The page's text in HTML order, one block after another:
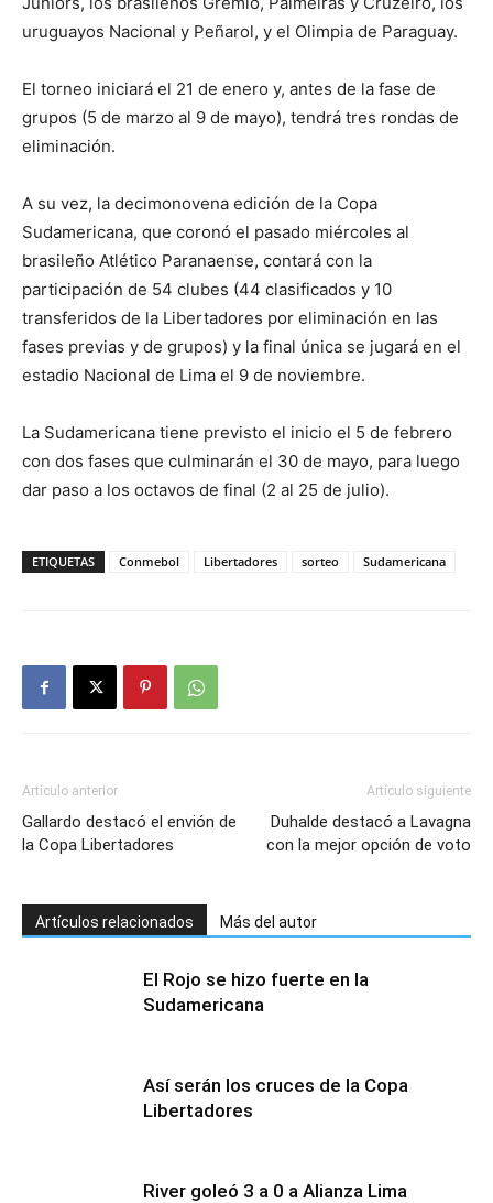
uruguayos Nacional y Peñarol, y el Olimpia de Paraguay.
El torneo iniciará el 21 de enero y, antes de la fase de
grupos (5 de marzo al 9 de mayo), tendrá tres rondas de
eliminación.
A su vez, la decimonovena edición de la Copa
Sudamericana, que coronó el pasado miércoles al
brasileño Atlético Paranaense, contará con la
participación de 54 clubes (44 clasificados y 10
transferidos de la Libertadores por eliminación en las
fases previas y de grupos) y la final única se jugará en el
estadio Nacional de Lima el 9 de noviembre.
La Sudamericana tiene previsto el inicio el 5 de febrero
con dos fases que culminarán el 30 de mayo, para luego
dar paso a los octavos de final (2 al 25 de julio).
ETIQUETAS Conmebol Libertadores sorteo Sudamericana
Artículo anterior
Gallardo destacó el envión de
la Copa Libertadores
Artículo siguiente
Duhalde destacó a Lavagna
con la mejor opción de voto
Artículos relacionados Más del autor
El Rojo se hizo fuerte en la
Sudamericana
Así serán los cruces de la Copa
Libertadores
River goleó 3 a 0 a Alianza Lima